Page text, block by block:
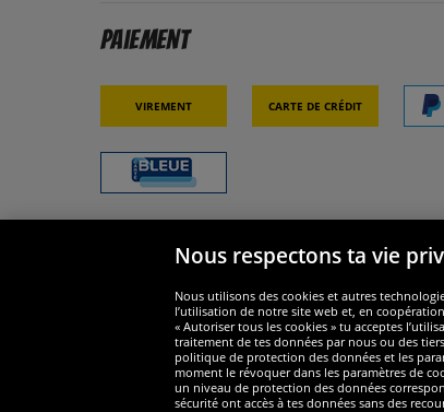
Paiement
Virement Carte de crédit
Widerruf
Nous respectons ta vie
Nous utilisons des cookies et autres
l’utilisation de notre site web et, en
« Autoriser tous les cookies » tu acceptes
traitement de tes données par nous ou des
politique de protection des données et les
moment le révoquer dans les paramètres de
un niveau de protection des données
sécurité ont accès à tes données sans des